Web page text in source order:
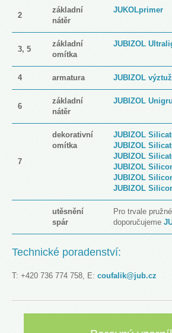
2
základní
nátěr
JUKOLprimer
3, 5
základní
omítka
JUBIZOL
4 armatura JUBIZOL
6
základní
nátěr
JUBIZOL
7
dekorativní
omítka
JUBIZOL
JUBIZOL
JUBIZOL
JUBIZOL
JUBIZOL
JUBIZOL
utěsnění
spár
Pro trvale
doporučujeme
Technické poradenství:
T: +420 736 774 758, E: coufalik@jub.cz